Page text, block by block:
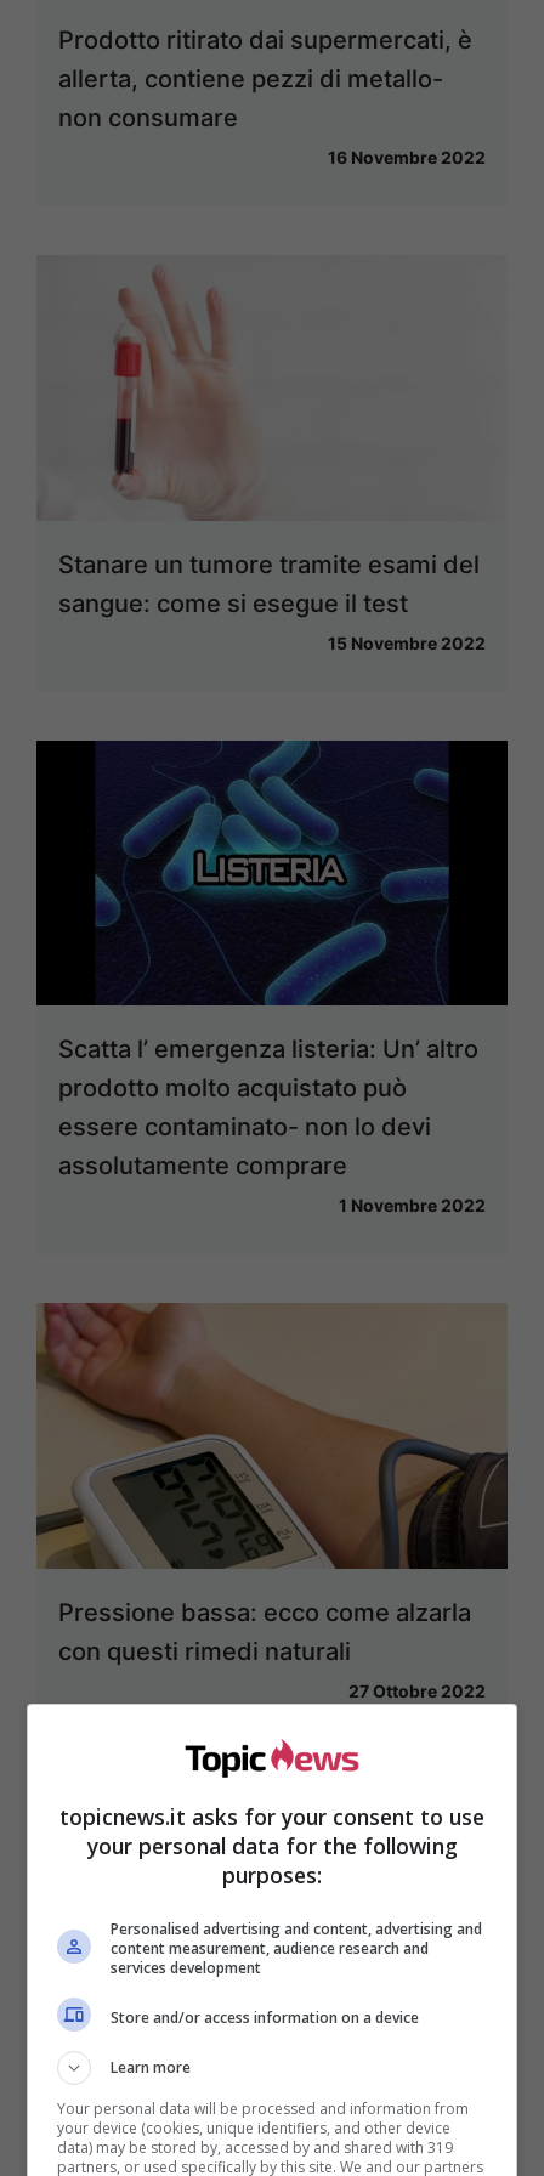
Prodotto ritirato dai supermercati, è
allerta, contiene pezzi di metallo-
non consumare
16 Novembre 2022
Stanare un tumore tramite esami del
sangue: come si esegue il test
15 Novembre 2022
Scatta l’ emergenza listeria: Un’ altro
prodotto molto acquistato può
essere contaminato- non lo devi
assolutamente comprare
1 Novembre 2022
Pressione bassa: ecco come alzarla
con questi rimedi naturali
27 Ottobre 2022
Occhiaie nere sotto gli occhi? non
sottovalutarle, sicuramente devi
topicnews.it asks for your consent to use
your personal data for the following
purposes:
Personalised advertising and content, advertising and
content measurement, audience research and
services development
Store and/or access information on a device
Learn more
Your personal data will be processed and information from
your device (cookies, unique identifiers, and other device
data) may be stored by, accessed by and shared with 319
partners, or used specifically by this site. We and our partners